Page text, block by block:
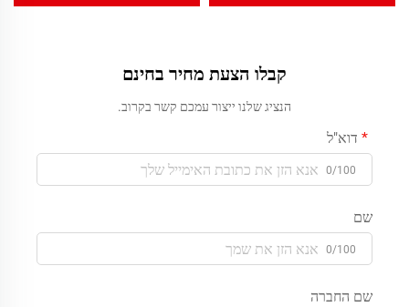
קבלו הצעת מחיר בחינם
הנציג שלנו ייצור עמכם קשר בקרוב.
דוא"ל
0/100
שם
0/100
שם החברה